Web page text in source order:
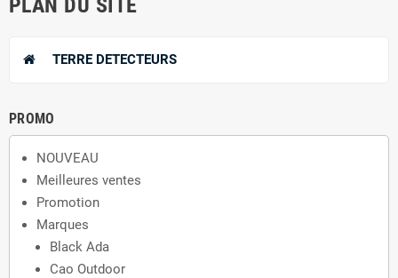
TERRE DETECTEURS
PROMO
NOUVEAU
Meilleures ventes
Promotion
Marques
Black Ada
Cao Outdoor